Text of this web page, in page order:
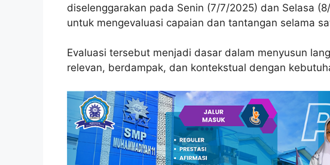
diselenggarakan pada Senin (7/7/2025) dan Selasa
untuk mengevaluasi capaian dan tantangan selama
Evaluasi tersebut menjadi dasar dalam menyusun
relevan, berdampak, dan kontekstual dengan